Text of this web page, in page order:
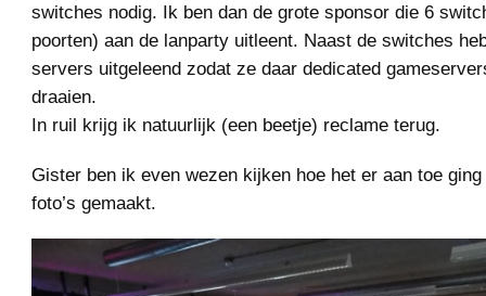
switches nodig. Ik ben dan de grote sponsor die 6
poorten) aan de lanparty uitleent. Naast de switches
servers uitgeleend zodat ze daar dedicated
draaien.
In ruil krijg ik natuurlijk (een beetje) reclame terug.
Gister ben ik even wezen kijken hoe het er aan toe
foto’s gemaakt.